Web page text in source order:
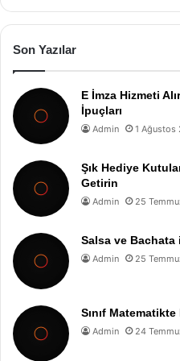
Son Yazılar
E İmza Hizmeti
İpuçları
Admin 1 Ağustos
Şık Hediye
Getirin
Admin 25
Salsa ve
Admin 25
Sınıf Matematikte
Admin 24